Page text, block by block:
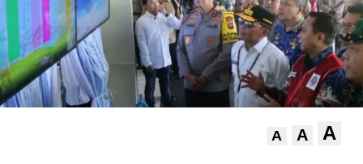
A A A